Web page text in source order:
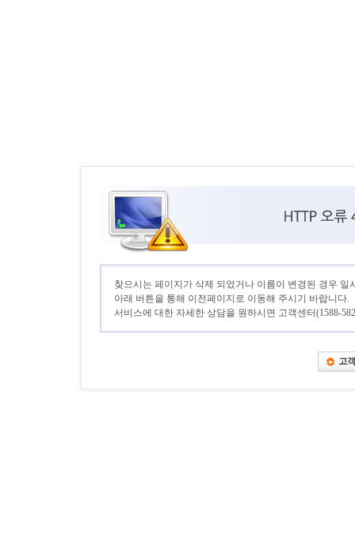
찾으시는 페이지가 삭제 되었거나 이름이 변경된 경우 일
아래 버튼을 통해 이전페이지로 이동해 주시기 바랍니다.
서비스에 대한 자세한 상담을 원하시면 고객센터(1588-